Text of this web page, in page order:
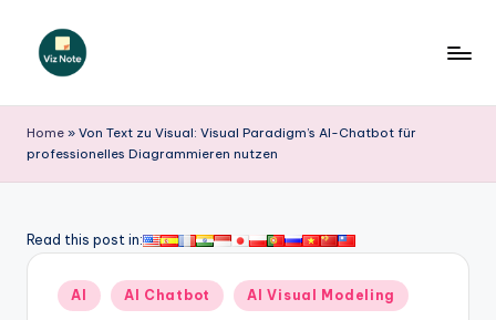
iz
N
t
Home » Von Text zu Visual: Visual Paradigm’s AI-Chatbot für
professionelles Diagrammieren nutzen
Read this post in:
Posted
in
AI AI Chatbot AI Visual Modeling